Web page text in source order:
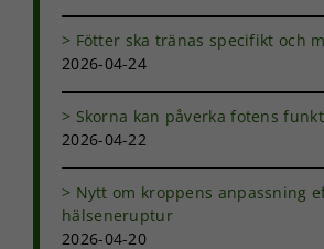
Fötter ska tränas specifikt och
2026-04-24
Skorna kan påverka fotens
2026-04-22
Nytt om kroppens anpassning
hälseneruptur
2026-04-20